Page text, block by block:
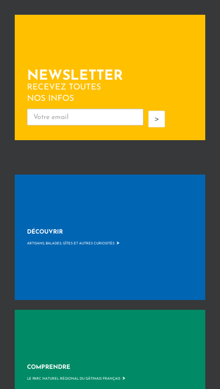
NEWSLETTER
RECEVEZ TOUTES
NOS INFOS
>
DÉCOUVRIR
ARTISANS, BALADES, GÎTES ET AUTRES CURIOSITÉS >
COMPRENDRE
LE PARC NATUREL RÉGIONAL DU GÂTINAIS FRANÇAIS >